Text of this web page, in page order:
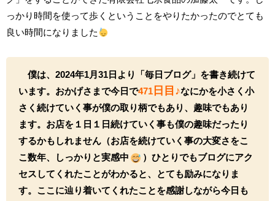
っかり時間を使って歩くということをやりたかったのでとても
良い時間になりました
僕は、2024年1月31日より「毎日ブログ」を書き続けて
います。おかげさまで今日で471 日 目♪なにかを小さく小
さく続けていく事が僕の取り柄でもあり、趣味でもあり
ます。お店を１日１日続けていく事も僕の趣味だったり
するかもしれません（お店を続けていく事の大変さをこ
こ数年、しっかりと実感中
）ひとりでもブログにアク
セスしてくれたことがわかると、とても励みになりま
す。ここに辿り着いてくれたことを感謝しながら今日も